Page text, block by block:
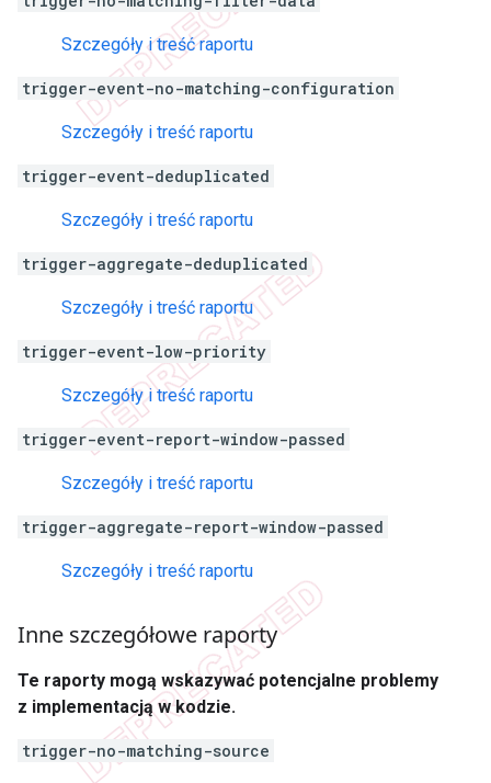
Szczegóły i treść raportu
trigger-event-no-matching-configuration
Szczegóły i treść raportu
trigger-event-deduplicated
Szczegóły i treść raportu
trigger-aggregate-deduplicated
Szczegóły i treść raportu
trigger-event-low-priority
Szczegóły i treść raportu
trigger-event-report-window-passed
Szczegóły i treść raportu
trigger-aggregate-report-window-passed
Szczegóły i treść raportu
Inne szczegółowe raporty
Te raporty mogą wskazywać potencjalne problemy
z implementacją w kodzie.
trigger-no-matching-source